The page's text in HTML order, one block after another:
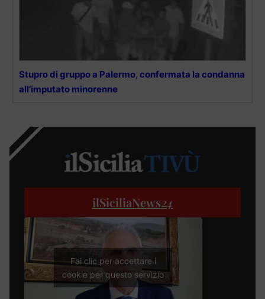
Stupro di gruppo a Palermo, confermata la condanna
all’imputato minorenne
ilSiciliaNews24
Fai clic per accettare i
cookie per questo servizio